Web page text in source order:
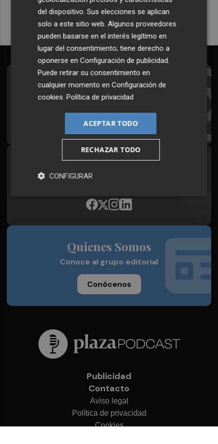
Suscríbete al Boletín
Todos los días a primera hora en tu email
¡Quiero suscribirme!
Síguenos en redes
Plaza Podcast, desde cualquier medio
Quienes Somos
Conoce al grupo editorial
Conócenos
Publicidad
Contacto
Aviso legal
Política de privacidad
Cookies
del dispositivo. Sus elecciones se aplican
solo a este sitio web. Algunos proveedores
pueden basarse en el interés legítimo en
lugar del consentimiento; tiene derecho a
oponerse enConfiguración de publicidad.
Puede retirar su consentimiento en
cualquier momento enConfiguración de
cookies.Política de privacidad
ACEPTAR TODO
RECHAZAR TODO
CONFIGURAR